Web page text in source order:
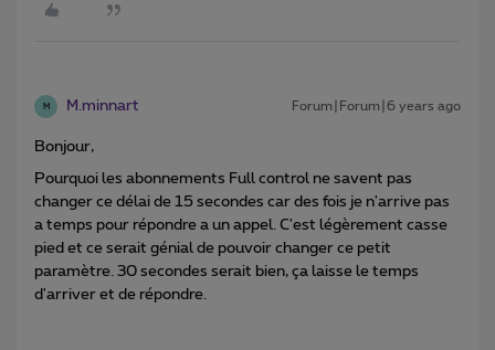
M M.minnart Forum|Forum|6 years ago
Bonjour,
Pourquoi les abonnements Full control ne savent pas
changer ce délai de 15 secondes car des fois je n'arrive pas
a temps pour répondre a un appel. C'est légèrement casse
pied et ce serait génial de pouvoir changer ce petit
paramètre. 30 secondes serait bien, ça laisse le temps
d'arriver et de répondre.